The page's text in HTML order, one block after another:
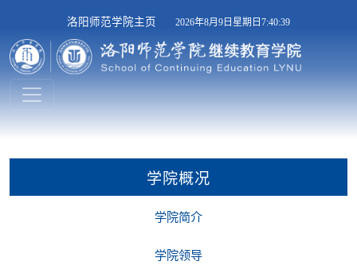
洛阳师范学院主页 2026年8月9日星期日7:40:39
学院概况
学院简介
学院领导